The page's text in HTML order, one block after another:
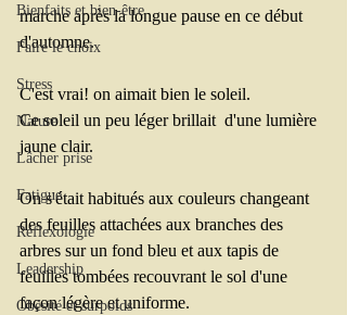
Bienfaits et bien-être
Faire le choix
Stress
Nature
Lâcher prise
Fatigue
Réflexologie
Leadership
Obésité et surpoids
marche après la longue pause en ce début
d'automne.
C'est vrai! on aimait bien le soleil.
Ce soleil un peu léger brillait  d'une lumière
jaune clair.
On s'était habitués aux couleurs changeant
des feuilles attachées aux branches des
arbres sur un fond bleu et aux tapis de
feuilles tombées recouvrant le sol d'une
façon légère et uniforme.